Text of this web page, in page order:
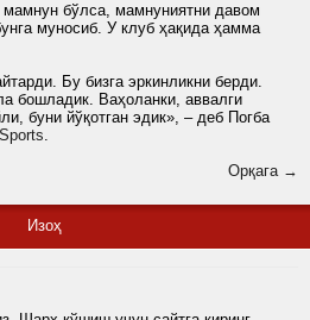
бўлса, мамнуниятни давом
муносиб. У клуб ҳақида ҳамма
Бу бизга эркинликни берди.
бошладик. Ваҳоланки, аввалги
буни йўқотган эдик», – деб Погба
Sports.
Орқага →
Изоҳ